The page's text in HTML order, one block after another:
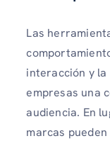
Las
interacción y
empresas una
audiencia. En
marcas